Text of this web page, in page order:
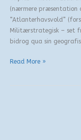
(nærmere præsentation
“Atlanterhavsvold”
Militærstrategisk – set
bidrog qua sin
Bunkeren
Read More »